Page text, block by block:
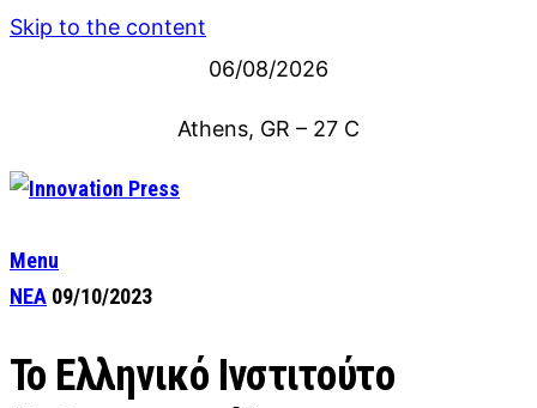
Skip to the content
06/08/2026
Athens, GR – 27 C
Menu
ΝΕΑ 09/10/2023
To Ελληνικό Ινστιτούτο